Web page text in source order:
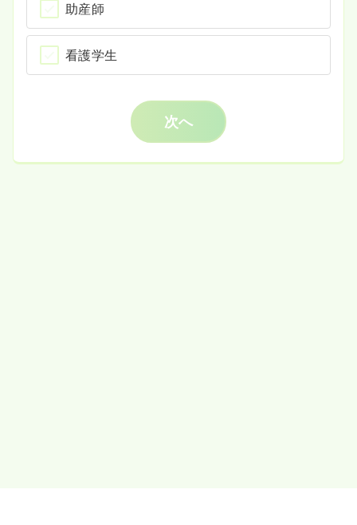
助産師
看護学生
次へ